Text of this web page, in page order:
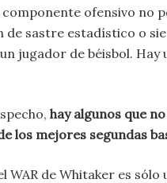
componente ofensivo no
de sastre estadístico o
jugador de béisbol.
hay algunos que
los mejores segundas
WAR de Whitaker es